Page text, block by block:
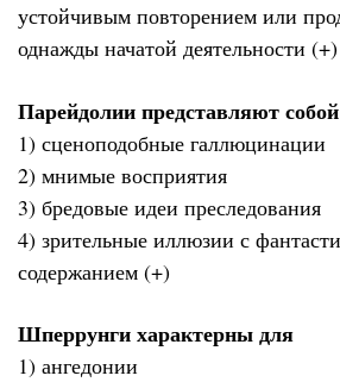
устойчивым повторением или
однажды начатой деятельности (+)
Парейдолии представляют собой
1) сценоподобные галлюцинации
2) мнимые восприятия
3) бредовые идеи преследования
4) зрительные иллюзии с
содержанием (+)
Шперрунги характерны для
1) ангедонии